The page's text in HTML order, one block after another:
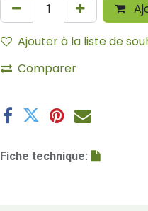
Ajouter à la liste de
Comparer
Fiche technique: